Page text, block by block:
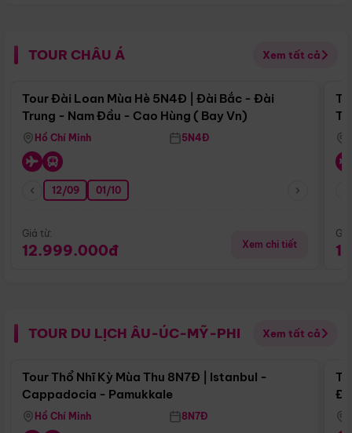
TOUR CHÂU Á Xem tất cả
Điểm nổi bật
Tour Đài Loan Mùa Hè 5N4Đ | Đài Bắc - Đài
Trung - Nam Đầu - Cao Hùng ( Bay Vn)
Hồ Chí Minh 5N4Đ
12/09 01/10
Giá từ:
12.999.000đ Xem chi tiết
TOUR DU LỊCH ÂU-ÚC-MỸ-PHI Xem tất cả
Điểm nổi bật
Tour Thổ Nhĩ Kỳ Mùa Thu 8N7Đ | Istanbul -
Cappadocia - Pamukkale
Hồ Chí Minh 8N7Đ